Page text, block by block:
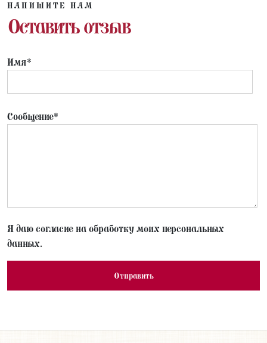
НАПИШИТЕ НАМ
Оставить отзыв
Имя*
Сообщение*
Я даю согласие на обработку моих персональных
данных.